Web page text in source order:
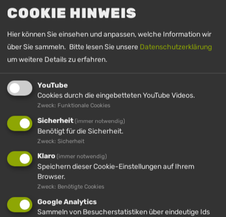
WANDERN
Die Berge zu Fuß entdecken und erleben auf
einem unserer Wanderwege am Hündle
DETAILS
HÜNDLE
COOKIE HINWEIS
Hier können Sie einsehen und anpassen, welche Information wir
über Sie sammeln. Bitte lesen Sie unsere Datenschutzerklärung
um weitere Details zu erfahren.
YouTube
Cookies durch die eingebetteten YouTube Videos.
Zweck: Funktionale Cookies
Sicherheit(immer notwendig)
Benötigt für die Sicherheit.
Zweck: Sicherheit
Klaro (immer notwendig)
Speichern dieser Cookie-Einstellungen auf Ihrem
Browser.
Zweck: Benötigte Cookies
Google Analytics
Sammeln von Besucherstatistiken über eindeutige Ids